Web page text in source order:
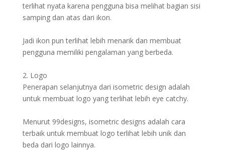
terlihat nyata karena pengguna bisa melihat bagian sisi
samping dan atas dari ikon.
Jadi ikon pun terlihat lebih menarik dan membuat
pengguna memiliki pengalaman yang berbeda.
2. Logo
Penerapan selanjutnya dari isometric design adalah
untuk membuat logo yang terlihat lebih eye catchy.
Menurut 99designs, isometric designs adalah cara
terbaik untuk membuat logo terlihat lebih unik dan
beda dari logo lainnya.